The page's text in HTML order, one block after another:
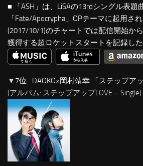
■ 「ASH」は、LiSAの13rdシングル表題
「Fate/Apocrypha」OPテーマに起用さ
(2017/10/1)のチャートでは配信開始か
獲得する超ロケットスタートを記録した
▼ 7位…DAOKO×岡村靖幸 「ステップア
(アルバム: ステップアップLOVE – Single)